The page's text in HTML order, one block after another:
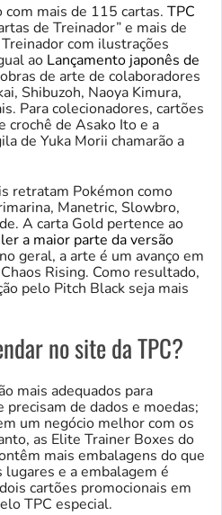
mais de 115 cartas. TPC
de Treinador” e mais de
com ilustrações
ao Lançamento japonês de
de arte de colaboradores
Shibuzoh, Naoya Kimura,
Para colecionadores, cartões
crochê de Asako Ito e a
de Yuka Morii chamarão a
retratam Pokémon como
Manetric, Slowbro,
A carta Gold pertence ao
a maior parte da versão
geral, a arte é um avanço em
Rising. Como resultado,
pelo Pitch Black seja mais
no site da TPC?
mais adequados para
de dados e moedas;
um negócio melhor com os
as Elite Trainer Boxes do
mais embalagens do que
e a embalagem é
cartões promocionais em
TPC especial.